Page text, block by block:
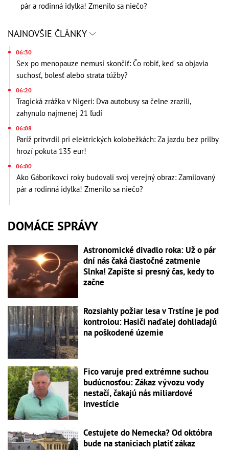
pár a rodinná idylka! Zmenilo sa niečo?
NAJNOVŠIE ČLÁNKY
06:30
Sex po menopauze nemusí skončiť: Čo robiť, keď sa objavia
suchosť, bolesť alebo strata túžby?
06:20
Tragická zrážka v Nigeri: Dva autobusy sa čelne zrazili,
zahynulo najmenej 21 ľudí
06:08
Paríž pritvrdil pri elektrických kolobežkách: Za jazdu bez prilby
hrozí pokuta 135 eur!
06:00
Ako Gáboríkovci roky budovali svoj verejný obraz: Zamilovaný
pár a rodinná idylka! Zmenilo sa niečo?
DOMÁCE SPRÁVY
Astronomické divadlo roka: Už o pár
dní nás čaká čiastočné zatmenie
Slnka! Zapíšte si presný čas, kedy to
začne
Rozsiahly požiar lesa v Trstíne je pod
kontrolou: Hasiči naďalej dohliadajú
na poškodené územie
Fico varuje pred extrémne suchou
budúcnosťou: Zákaz vývozu vody
nestačí, čakajú nás miliardové
investície
Cestujete do Nemecka? Od októbra
bude na staniciach platiť zákaz